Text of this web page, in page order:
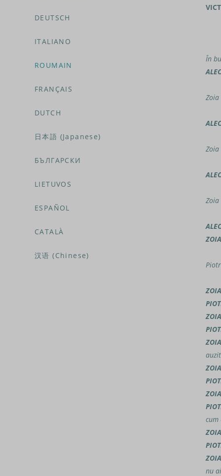
DEUTSCH
ITALIANO
ROUMAIN
FRANÇAIS
DUTCH
日本語 (Japanese)
БЪЛГАРСКИ
LIETUVOS
ESPAÑOL
CATALÀ
汉语 (Chinese)
În
cum
nu